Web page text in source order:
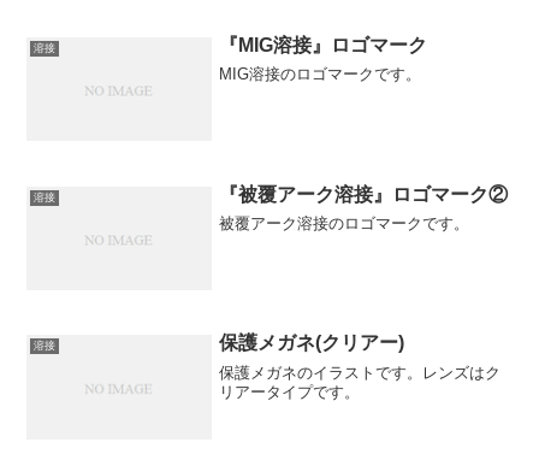
溶接 『MIG溶接』ロゴマーク
MIG溶接のロゴマークです。
溶接 『被覆アーク溶接』ロゴマーク②
被覆アーク溶接のロゴマークです。
溶接 保護メガネ(クリアー)
保護メガネのイラストです。レンズはク
リアータイプです。